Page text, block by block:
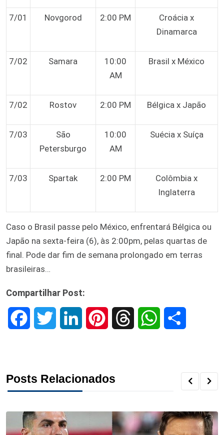
7/01 Novgorod 2:00 PM
Croácia x
Dinamarca
7/02 Samara
10:00
AM
Brasil x México
7/02 Rostov 2:00 PM Bélgica x Japão
7/03
São
Petersburgo
10:00
AM
Suécia x Suíça
7/03 Spartak 2:00 PM
Colômbia x
Inglaterra
Caso o Brasil passe pelo México, enfrentará Bélgica ou
Japão na sexta-feira (6), às 2:00pm, pelas quartas de
final. Pode dar fim de semana prolongado em terras
brasileiras…
Compartilhar Post:
e
o
t
e
k
d
t
r d A
Posts Relacionados